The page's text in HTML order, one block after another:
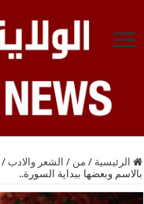
الرئيسية / من / الشعر والادب /
بالاسم وبعضها ببداية السورة..